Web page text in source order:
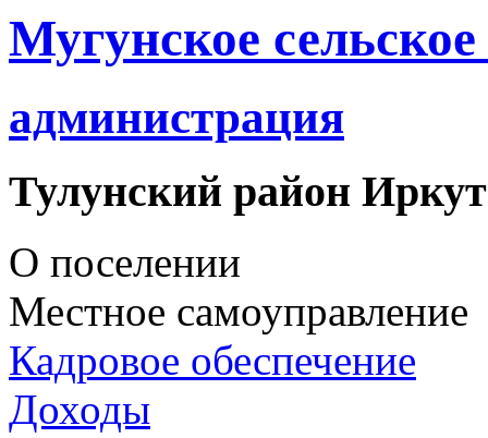
Мугунское
администрация
Тулунский район
О поселении
Местное самоуправление
Кадровое обеспечение
Доходы